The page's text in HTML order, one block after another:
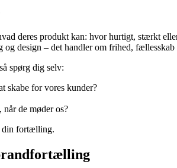
deres produkt kan: hvor hurtigt, stærkt
og design – det handler om frihed,
spørg dig selv:
skabe for vores kunder?
de møder os?
din fortælling.